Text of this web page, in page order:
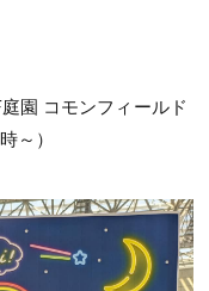
園 コモンフィールド
～）